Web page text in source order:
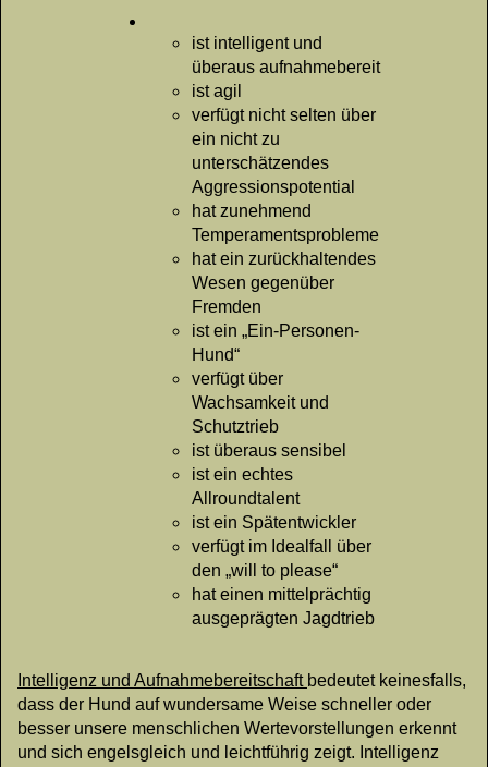
ist intelligent und
überaus aufnahmebereit
ist agil
verfügt nicht selten über
ein nicht zu
unterschätzendes
Aggressionspotential
hat zunehmend
Temperamentsprobleme
hat ein zurückhaltendes
Wesen gegenüber
Fremden
ist ein „Ein-Personen-
Hund“
verfügt über
Wachsamkeit und
Schutztrieb
ist überaus sensibel
ist ein echtes
Allroundtalent
ist ein Spätentwickler
verfügt im Idealfall über
den „will to please“
hat einen mittelprächtig
ausgeprägten Jagdtrieb
Intelligenz und Aufnahmebereitschaft bedeutet keinesfalls,
dass der Hund auf wundersame Weise schneller oder
besser unsere menschlichen Wertevorstellungen erkennt
und sich engelsgleich und leichtführig zeigt. Intelligenz